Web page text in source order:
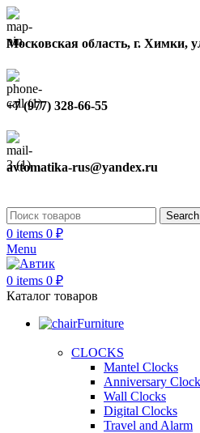
Московская область, г. Химки,
+7 (977) 328-66-55
avtomatika-rus@yandex.ru
Search
0 items 0 ₽
Menu
0 items 0 ₽
Каталог товаров
Furniture
CLOCKS
Mantel Clocks
Anniversary
Wall Clocks
Digital Clocks
Travel and Alarm